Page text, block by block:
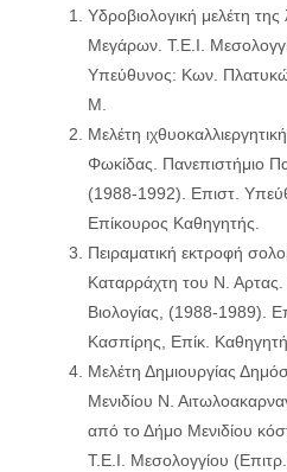
Υδροβιολογική μελέτη
Μεγάρων. Τ.Ε.Ι.
Υπεύθυνος: Κων.
Μ.
Μελέτη
Φωκίδας. Πανεπιστήμιο
(1988-1992). Επιστ.
Επίκουρος Καθηγητής.
Πειραματική εκτροφή
Καταρράχτη του Ν.
Βιολογίας, (1988-1989).
Κασπίρης, Επίκ.
Μελέτη Δημιουργίας
Μενιδίου Ν.
από το Δήμο Μενιδίου
Τ.Ε.Ι. Μεσολογγίου